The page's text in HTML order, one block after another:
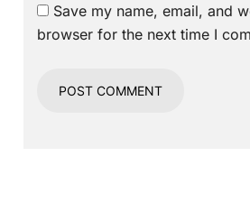
Save my name, email, and
browser for the next time I